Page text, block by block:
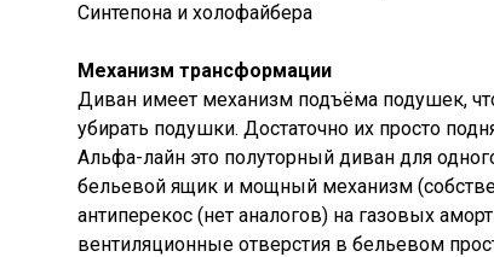
Синтепона и холофайбера
Механизм трансформации
Диван имеет механизм подъёма подушек,
убирать подушки. Достаточно их просто
Альфа-лайн это полуторный диван для
бельевой ящик и мощный механизм
антиперекос (нет аналогов) на газовых
вентиляционные отверстия в бельевом